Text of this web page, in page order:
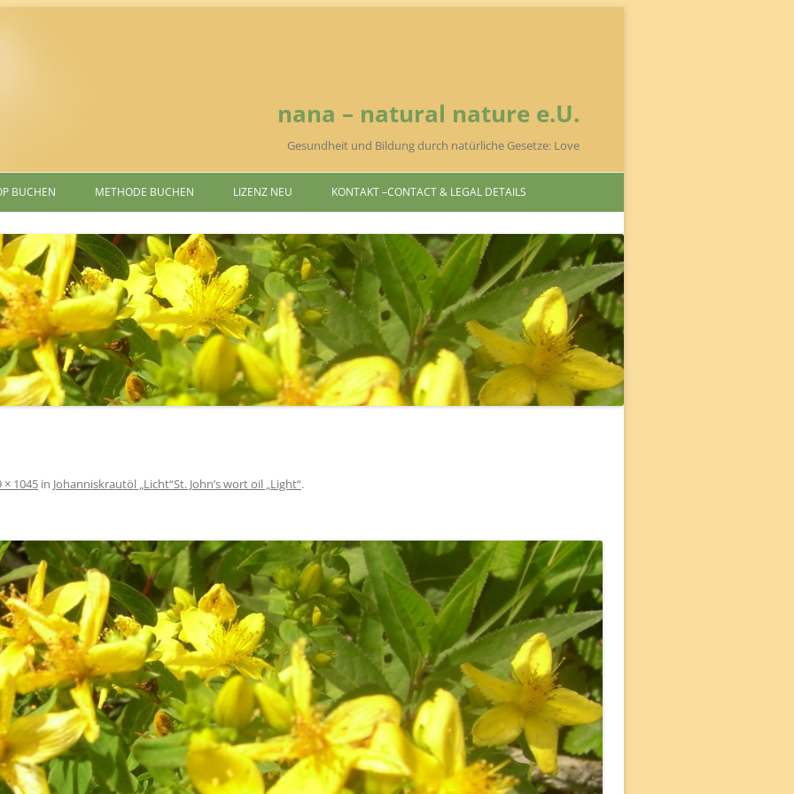
nana – natural nature e.U.
Gesundheit und Bildung durch natürliche Gesetze: Love
BUCHEN
UND RELIGION
UND BEWUSSTSEIN
METHODE BUCHEN
KRÄUTERÖLANWENDUNG
BERATUNG-MENTORING
LIZENZ NEU KONTAKT –CONTACT & LEGAL DETAILS
× 1045 in Johanniskrautöl „Licht“St. John’s wort oil „Light“.